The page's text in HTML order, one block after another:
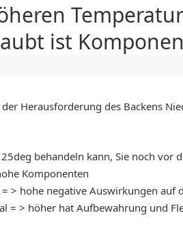
ist
Herausforderung des Backens
behandeln kann, Sie noch vor
Komponenten
> hohe negative Auswirkungen auf
= > höher hat Aufbewahrung und